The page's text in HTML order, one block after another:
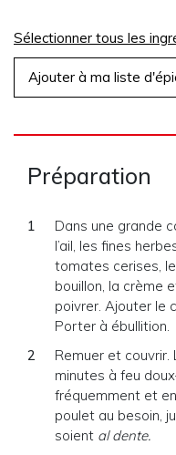
Sélectionner tous les
Ajouter à ma liste
Préparation
Dans une grande
l’ail, les fines
tomates cerises,
bouillon, la crème
poivrer. Ajouter le
Porter à ébullition.
Remuer et
minutes à feu
fréquemment et
poulet au besoin,
soient al dente.